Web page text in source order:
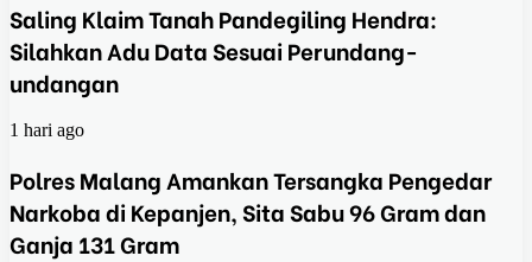
Saling Klaim Tanah Pandegiling Hendra:
Silahkan Adu Data Sesuai Perundang-
undangan
1 hari ago
Polres Malang Amankan Tersangka Pengedar
Narkoba di Kepanjen, Sita Sabu 96 Gram dan
Ganja 131 Gram